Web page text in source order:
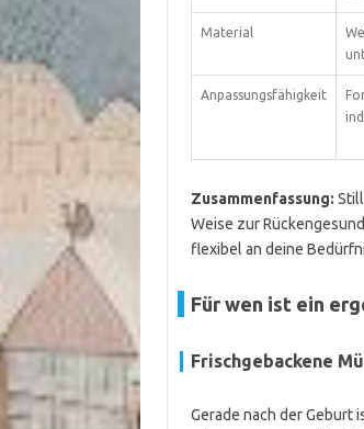
Material
Anpassungsfähigkeit
Zusammenfassung:
Weise zur
flexibel an deine
Für wen ist ein
Frischgebackene
Gerade nach der Geburt